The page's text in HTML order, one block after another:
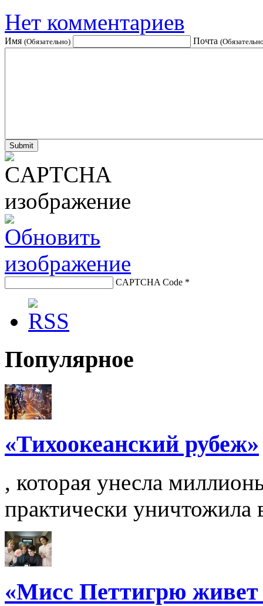
Нет комментариев
Имя (Обязательно) Почта
CAPTCHA Code *
Популярное
«Тихоокеанский рубеж»
, которая унесла
практически уничтожила
«Мисс Петтигрю